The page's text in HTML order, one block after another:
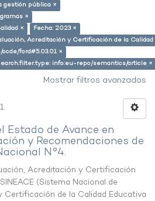
gestión pública ×
×
×
Fecha: 2023 ×
Acreditación y Certificación de la
ford#5.03.01 ×
info:eu-repo/semantics/article ×
Mostrar filtros avanzados
Estado de Avance en
y Recomendaciones de
N°4.
Acreditación y Certificación
(Sistema Nacional de
Certificación de la Calidad Educativa